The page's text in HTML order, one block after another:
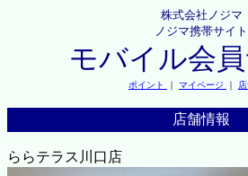
株式会社ノジマ
ノジマ携帯サイト
モバイル会
ポイント ｜ マイページ ｜
店舗情報
ららテラス川口店